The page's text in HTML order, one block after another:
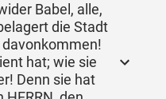
Babel, alle,
die Stadt
hat; wie sie
Denn sie hat